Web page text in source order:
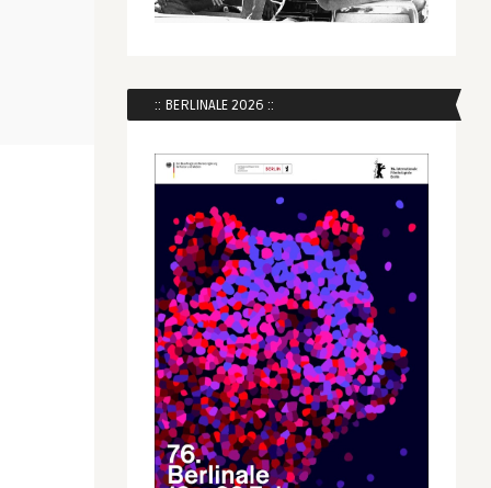
:: BERLINALE 2026 ::